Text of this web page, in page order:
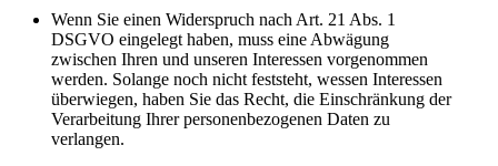
Wenn Sie einen Widerspruch nach Art. 21 Abs. 1
DSGVO eingelegt haben, muss eine Abwägung
zwischen Ihren und unseren Interessen vorgenommen
werden. Solange noch nicht feststeht, wessen Interessen
überwiegen, haben Sie das Recht, die Einschränkung der
Verarbeitung Ihrer personenbezogenen Daten zu
verlangen.